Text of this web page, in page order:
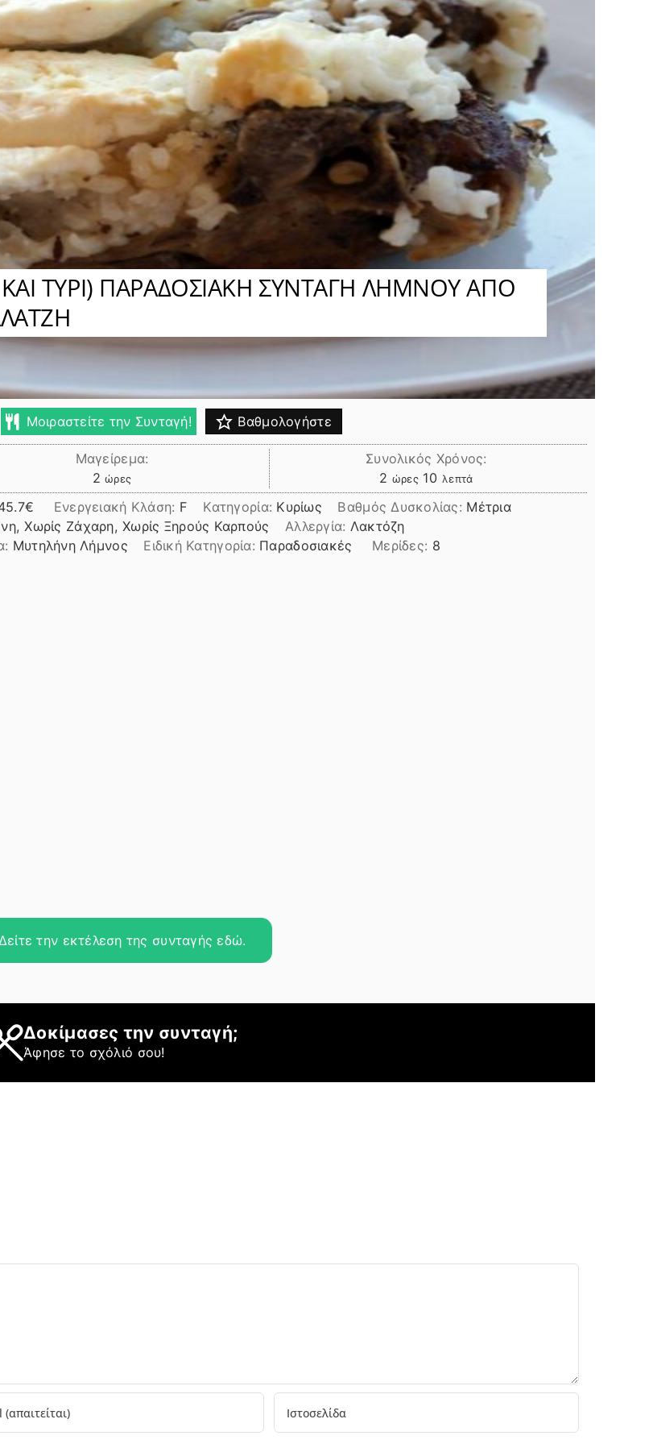
ΤΥΡΙ) ΠΑΡΑΔΟΣΙΑΚΗ ΣΥΝΤΑΓΗ ΛΗΜΝΟΥ ΑΠΟ
Μοιραστείτε την Συνταγή! Βαθμολογήστε
Μαγείρεμα:
2ώρες
ώρες
Συνολικός Χρόνος:
2 ώρες
ώρες 10 λεπτά
λεπτά
Ενεργειακή Κλάση: F Κατηγορία: Κυρίως Βαθμός Δυσκολίας: Μέτρια
Χωρίς Ζάχαρη, Χωρίς Ξηρούς Καρπούς Αλλεργία: Λακτόζη
Μυτηλήνη Λήμνος Ειδική Κατηγορία: Παραδοσιακές Μερίδες: 8
την εκτέλεση της συνταγής εδώ.
Δοκίμασες την συνταγή;
Άφησε το σχόλιό σου!